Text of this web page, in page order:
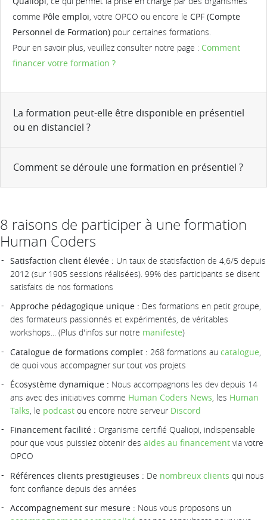
comme Pôle emploi , votre OPCO ou encore le CPF (Compte
Personnel de Formation) pour certaines formations.
Pour en savoir plus, veuillez consulter notre page : Comment
financer votre formation ?
La formation peut-elle être disponible en présentiel
ou en distanciel ?
Comment se déroule une formation en présentiel ?
8 raisons de participer à une formation
Human Coders
Satisfaction client élevée : Un taux de statisfaction de 4,6/5 depuis
2012 (sur 1905 sessions réalisées). 99% des participants se disent
satisfaits de nos formations
Approche pédagogique unique : Des formations en petit groupe,
des formateurs passionnés et expérimentés, de véritables
workshops... (Plus d'infos sur notre manifeste)
Catalogue de formations complet : 268 formations au catalogue
de quoi vous accompagner sur tout vos projets
Écosystème dynamique : Nous accompagnons les dev depuis 14
ans avec des initiatives comme Human Coders News, les Human
Talks, le podcast ou encore notre serveur Discord
Financement facilité : Organisme certifié Qualiopi, indispensable
pour que vous puissiez obtenir des aides au financement via votre
OPCO
Références clients prestigieuses : De nombreux clients qui nous
font confiance depuis des années
Accompagnement sur mesure : Nous vous proposons un